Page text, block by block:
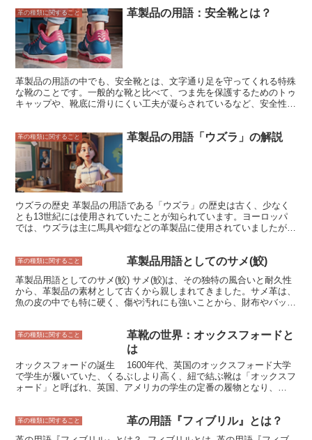
革の種類に関すること 革製品の用語：安全靴とは？
革製品の用語の中でも、安全靴とは、文字通り足を守ってくれる特殊
な靴のことです。一般的な靴と比べて、つま先を保護するためのトゥ
キャップや、靴底に滑りにくい工夫が凝らされているなど、安全性を
種類や環境に合わせてさまざまな種類があります。たとえば、建設現
場で使用する安全靴はつま先を保護するトゥキャップが強化されてい
るものが多く、食品工場で使用する安全靴は滑りにくい靴底が採用さ
れているものが多いです。また、電気工事がらみに使用される安全靴
は電気を通さない特殊な素材が使用されているものもあります。
革の種類に関すること 革製品の用語「ウズラ」の解説
ウズラの歴史 革製品の用語である「ウズラ」の歴史は古く、少なく
とも13世紀には使用されていたことが知られています。ヨーロッパ
では、ウズラは主に馬具や鎧などの革製品に使用されていましたが、
ました。明治時代以降、ウズラは日本の革製品においても広く使用さ
使用されています。
革の種類に関すること 革製品用語としてのサメ(鮫)
革製品用語としてのサメ(鮫) サメ(鮫)は、その独特の風合いと耐久性
から、革製品の素材として古くから親しまれてきました。サメ革は、
魚の皮の中でも特に硬く、傷や汚れにも強いことから、財布やバッ
サメの皮には、様々な模様があり、その種類によって、斑点模様、ひ
し形模様、波模様など、様々なバリエーションがあります。これらの
模様は、サメ革製品に独特の個性を与え、人々を魅了しています。
しかし、近年のサメの乱獲により、サメ革の入手が難しくなってきて
います。そのため、サメ革製品の価格は高騰しており、近年では、サ
メ革の代わりに、他の魚の皮や、人工皮革を使用した製品も増えてき
くから親しまれてきました。しかし、近年では、サメの乱獲により、
サメ革の入手が難しくなってきています。そのため、サメ革製品の価
格は高騰しており、近年では、サメ革の代わりに、他の魚の皮や、人
革の種類に関すること
革靴の世界：オックスフォードと
は
オックスフォードの誕生 1600年代、英国のオックスフォード大学
で学生が履いていた、くるぶしより高く、紐で結ぶ靴は「オックスフ
ォード」と呼ばれ、英国、アメリカの学生の定番の履物となり、
革の種類に関すること 革の用語『フィブリル』とは？